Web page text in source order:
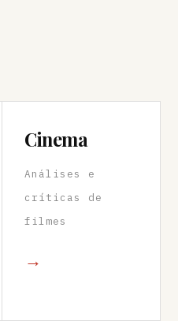
Cinema
Análises e
críticas de
filmes
→